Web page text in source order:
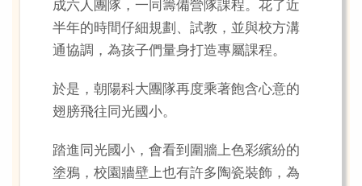
成六人團隊，一同籌備營隊課程。花了近
半年的時間仔細規劃、試教，並與校方溝
通協調，為孩子們量身打造專屬課程。
於是，朝陽科大團隊再度乘著飽含心意的
翅膀飛往同光國小。
踏進同光國小，會看到圍牆上色彩繽紛的
塗鴉，校園牆壁上也有許多陶瓷裝飾，為